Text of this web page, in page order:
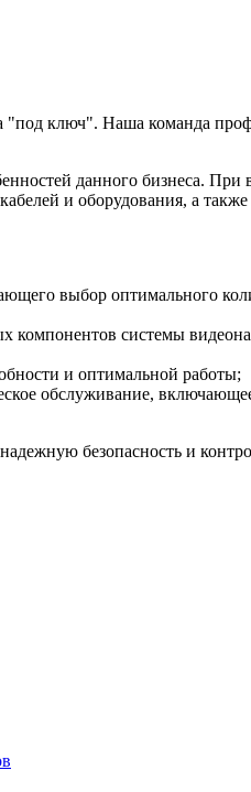
ключ". Наша команда
данного бизнеса.
и оборудования, а
выбор оптимального
компонентов системы
и оптимальной работы;
обслуживание,
безопасность и